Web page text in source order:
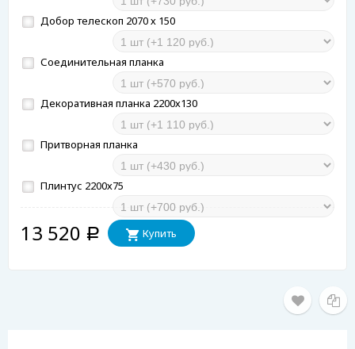
Добор телескоп 2070 х 150
Соединительная планка
Декоративная планка 2200х130
Притворная планка
Плинтус 2200х75
13 520 Р Купить